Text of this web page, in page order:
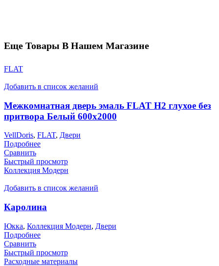
Еще Товары В Нашем Магазине
FLAT
Добавить в список желаний
Межкомнатная дверь эмаль FLAT H2 глухое без
притвора Белый 600х2000
VellDoris, FLAT, Двери
Подробнее
Сравнить
Быстрый просмотр
Коллекция Модерн
Добавить в список желаний
Каролина
Юкка, Коллекция Модерн, Двери
Подробнее
Сравнить
Быстрый просмотр
Расходные материалы